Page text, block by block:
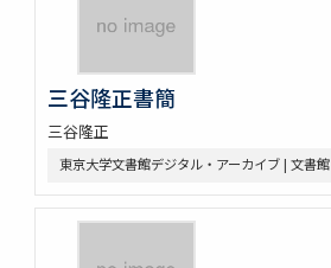
三谷隆正書簡
三谷隆正
東京大学文書館デジタル・アーカイブ | 文書館